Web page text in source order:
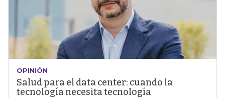
OPINIÓN
Salud para el data center: cuando la
tecnología necesita tecnología